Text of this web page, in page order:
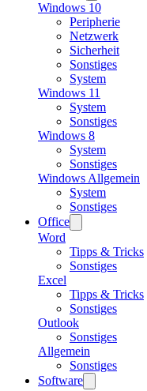
Windows 10
Peripherie
Netzwerk
Sicherheit
Sonstiges
System
Windows 11
System
Sonstiges
Windows 8
System
Sonstiges
Windows Allgemein
System
Sonstiges
Office
Word
Tipps & Tricks
Sonstiges
Excel
Tipps & Tricks
Sonstiges
Outlook
Sonstiges
Allgemein
Sonstiges
Software